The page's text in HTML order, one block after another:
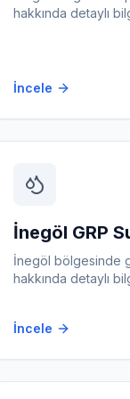
hakkında detaylı
İncele
İnegöl GRP
İnegöl bölgesinde
hakkında detaylı
İncele